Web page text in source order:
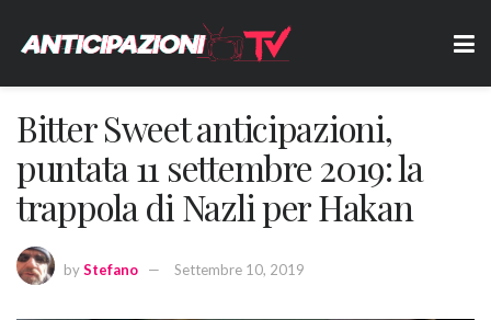
Bitter Sweet anticipazioni,
puntata 11 settembre 2019: la
trappola di Nazli per Hakan
byStefano Settembre 10, 2019